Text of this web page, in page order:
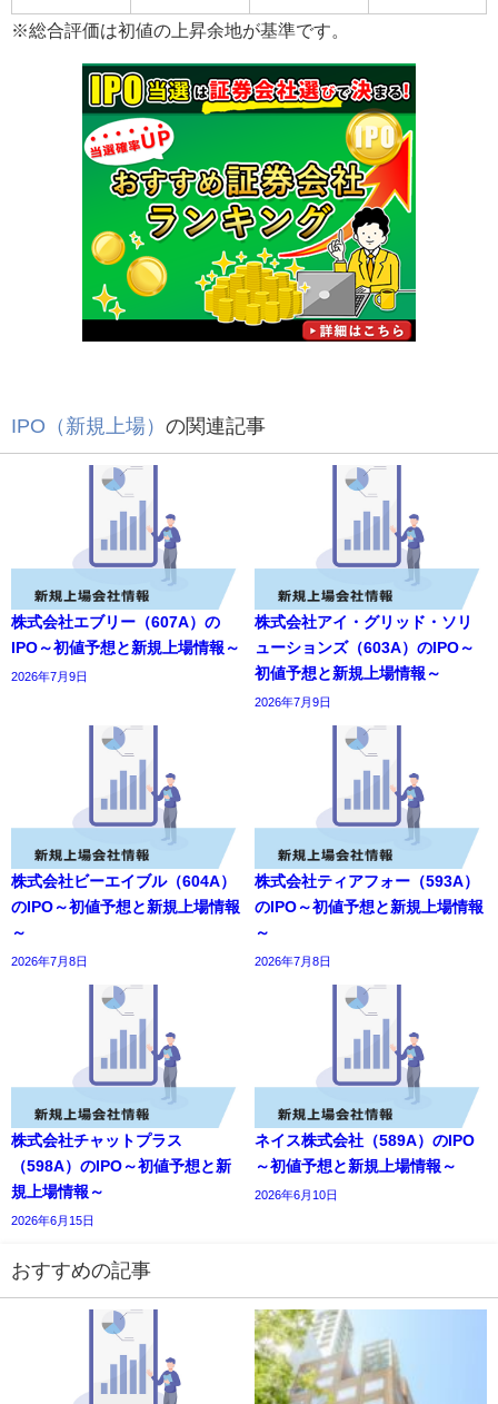
※総合評価は初値の上昇余地が基準です。
IPO（新規上場） の関連記事
株式会社エブリー（607A）の
IPO～初値予想と新規上場情報～
2026年7月9日
株式会社アイ・グリッド・ソリ
ューションズ（603A）のIPO～
初値予想と新規上場情報～
2026年7月9日
株式会社ビーエイブル（604A）
のIPO～初値予想と新規上場情報
～
2026年7月8日
株式会社ティアフォー（593A）
のIPO～初値予想と新規上場情報
～
2026年7月8日
株式会社チャットプラス
（598A）のIPO～初値予想と新
規上場情報～
2026年6月15日
ネイス株式会社（589A）のIPO
～初値予想と新規上場情報～
2026年6月10日
おすすめの記事